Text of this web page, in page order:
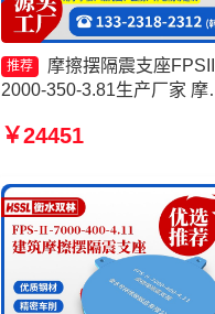
推荐
摩擦摆隔震支座
2000-350-3.81生产厂家 摩
FPS-Ⅱ-2000-500-3.8源头
1000-300-3.48源头工厂
￥24451